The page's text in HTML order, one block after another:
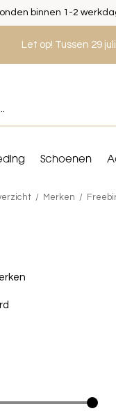
Let op! Tussen 29
Schoenen
binnen 1-2
Merken